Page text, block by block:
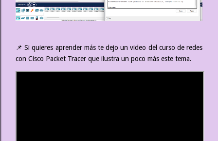
📌 Si quieres aprender más te dejo un video del curso de redes
con Cisco Packet Tracer que ilustra un poco más este tema.